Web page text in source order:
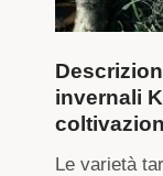
invernali
Le varietà